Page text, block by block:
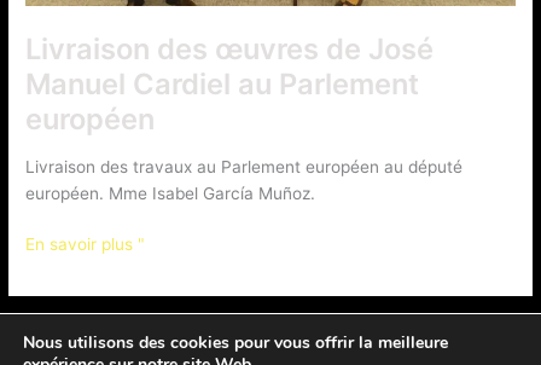
Livraison des œuvres de José
Manuel Cardiel au Parlement
européen
Livraison des travaux au Parlement européen au député
européen. Mme Isabel García Muñoz.
Livraison
œuvres
José
En savoir plus "
Nous utilisons des cookies pour vous offrir la meilleure